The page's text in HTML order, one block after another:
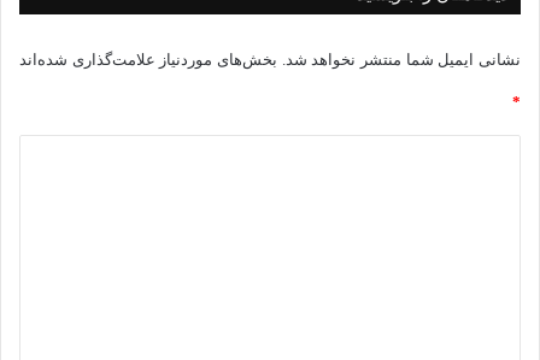
نشانی ایمیل شما منتشر نخواهد شد. بخش‌های موردنیاز علامت‌گذاری شده‌اند
*